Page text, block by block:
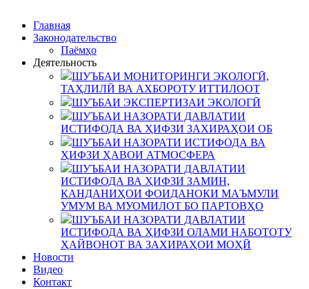
Главная
Законодательство
Паёмҳо
Деятельность
ШУЪБАИ МОНИТОРИНГИ ЭКОЛОГӢ,
ТАҲЛИЛӢ ВА АХБОРОТУ ИТТИЛООТ
ШУЪБАИ ЭКСПЕРТИЗАИ ЭКОЛОГӢ
ШУЪБАИ НАЗОРАТИ ДАВЛАТИИ
ИСТИФОДА ВА ҲИФЗИ ЗАХИРАҲОИ ОБ
ШУЪБАИ НАЗОРАТИ ИСТИФОДА ВА
ҲИФЗИ ҲАВОИ АТМОСФЕРА
ШУЪБАИ НАЗОРАТИ ДАВЛАТИИ
ИСТИФОДА ВА ҲИФЗИ ЗАМИН,
КАНДАНИҲОИ ФОИДАНОКИ МАЪМУЛИ
УМУМ ВА МУОМИЛОТ БО ПАРТОВҲО
ШУЪБАИ НАЗОРАТИ ДАВЛАТИИ
ИСТИФОДА ВА ҲИФЗИ ОЛАМИ НАБОТОТУ
ҲАЙВОНОТ ВА ЗАХИРАҲОИ МОҲӢ
Новости
Видео
Контакт